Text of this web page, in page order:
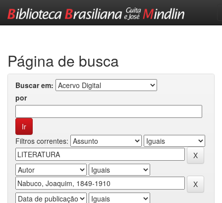
Página de busca
Buscar em:
por
Filtros correntes: